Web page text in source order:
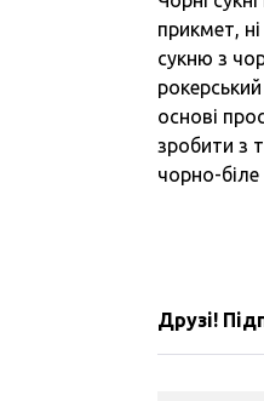
прикмет,
сукню з
основі
зробити з
чорно-
Друзі!